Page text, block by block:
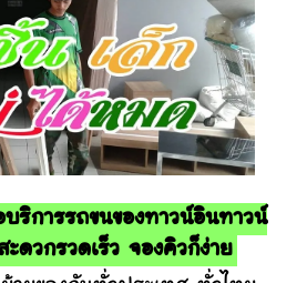
บริการรถขนของทาวน์อินทาวน์
ดวกรวดเร็ว จองคิวก็ง่าย